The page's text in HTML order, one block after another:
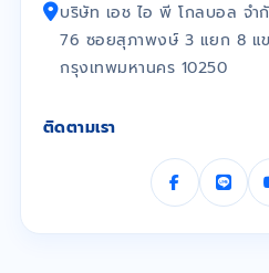
บริษัท เอช ไอ พี โกลบอล จำ
76 ซอยสุภาพงษ์ 3 แยก 8 แ
กรุงเทพมหานคร 10250
ติดตามเรา